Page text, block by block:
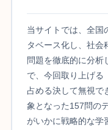
当サイトでは、全国
タベース化し、社
問題を徹底的に分析
で、今回取り上げる
占める決して無視で
象となった157問の
がいかに戦略的な学